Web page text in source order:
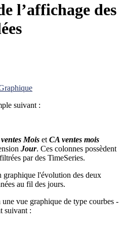
l’affichage des
suivant :
Mois et CA ventes mois
Jour. Ces colonnes possèdent
par des TimeSeries.
graphique l'évolution des deux
au fil des jours.
vue graphique de type courbes -
suivant :